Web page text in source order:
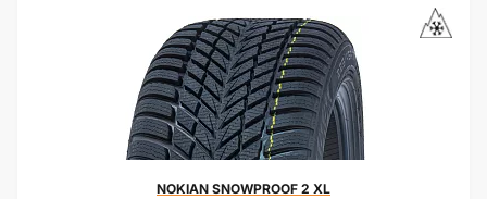
NOKIAN SNOWPROOF 2 XL